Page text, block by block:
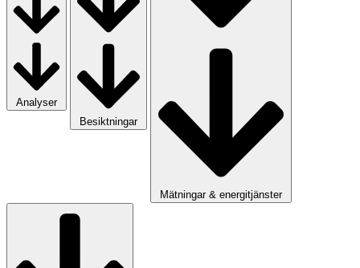
Analyser
Besiktningar
Mätningar & energitjänster